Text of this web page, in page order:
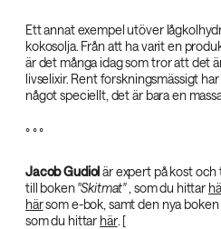
Ett annat exempel utöver
kokosolja. Från att ha varit en
är det många idag som tror att det
livselixir. Rent forskningsmässigt
något speciellt, det är bara en
° ° °
Jacob Gudiol‌är expert på kost
till boken"Skitmat"‌, som du hittar
härsom e-bok, samt den nya boken
som du hittar här. [